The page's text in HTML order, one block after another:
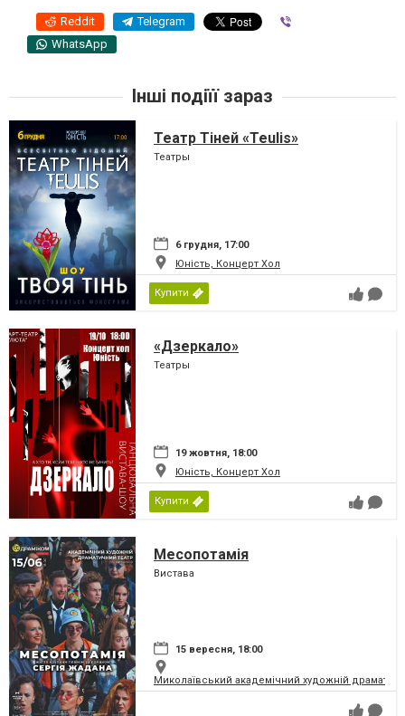
Reddit Telegram
WhatsApp
Інші подіїї зараз
Театр Тіней «Teulis»
Театры
6 грудня, 17:00
Юність, Концерт Хол
Купити
«Дзеркало»
Театры
19 жовтня, 18:00
Юність, Концерт Хол
Купити
Месопотамія
Вистава
15 вересня, 18:00
Миколаївський академічний художній